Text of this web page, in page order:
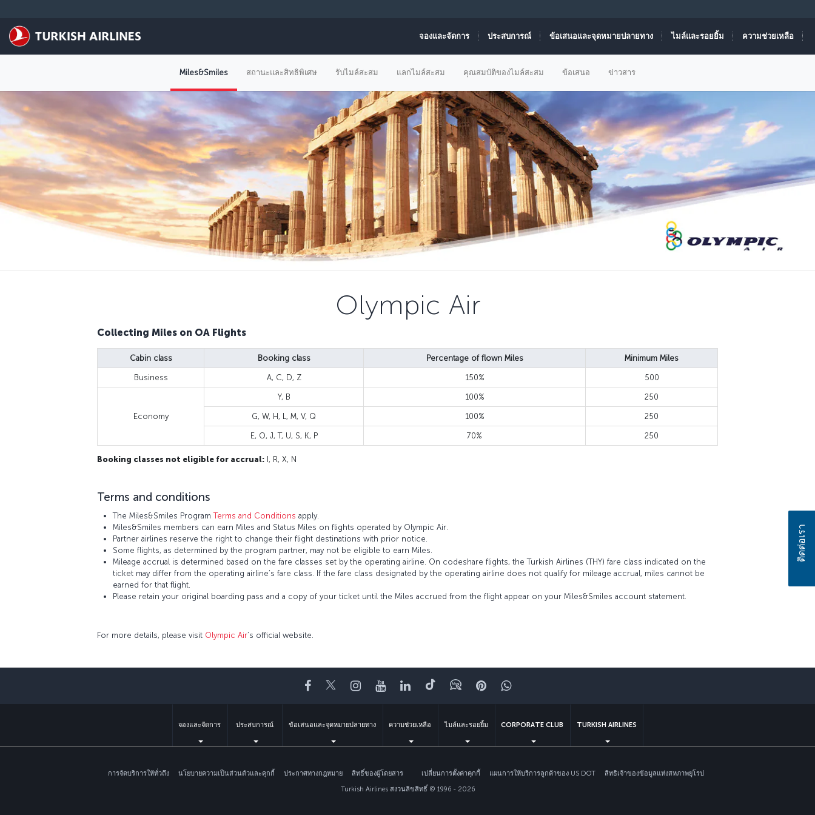
จองและจัดการ ประสบการณ์ ข้อเสนอและจุดหมายปลายทาง ไมล์และรอยยิ้ม ความช่วยเหลือ
Miles&Smiles สถานะและสิทธิพิเศษ รับไมล์สะสม แลกไมล์สะสม คุณสมบัติของไมล์สะสม ข้อเสนอ ข่าวสาร
Olympic Air
Collecting Miles on OA Flights
Cabin class Booking class Percentage of flown Miles Minimum Miles
Business A, C, D, Z 150% 500
Economy
Y, B 100% 250
G, W, H, L, M, V, Q 100% 250
E, O, J, T, U, S, K, P 70% 250
Booking classes not eligible for accrual: I, R, X, N
Terms and conditions
The Miles&Smiles ProgramTerms and Conditions apply.
Miles&Smiles members can earn Miles and Status Miles on flights operated by Olympic Air.
Partner airlines reserve the right to change their flight destinations with prior notice.
Some flights, as determined by the program partner, may not be eligible to earn Miles.
Mileage accrual is determined based on the fare classes set by the operating airline. On codeshare flights, the Turkish Airlines (THY) fare class indicated on the
ticket may differ from the operating airline’s fare class. If the fare class designated by the operating airline does not qualify for mileage accrual, miles cannot be
earned for that flight.
Please retain your original boarding pass and a copy of your ticket until the Miles accrued from the flight appear on your Miles&Smiles account statement.
For more details, please visit Olympic Air’s official website.
Facebook
TwitterInstagram
YouTubeLinkedIn
Tiktokบล็อกพินเทอเรสต์
Whatsapp
จองและจัดการ ประสบการณ์ ข้อเสนอและจุดหมายปลายทาง ความช่วยเหลือ ไมล์และรอยยิ้ม CORPORATE CLUB TURKISH AIRLINES
การจัดบริการให้ทั่วถึง นโยบายความเป็นส่วนตัวและคุกกี้ ประกาศทางกฎหมาย สิทธิ์ของผู้โดยสาร เปลี่ยนการตั้งค่าคุกกี้ แผนการให้บริการลูกค้าของ US DOT
สิทธิเจ้าของข้อมูลแห่งสหภาพยุโรป
Turkish Airlines สงวนลิขสิทธิ์ © 1996 - 2026
ติดต่อเรา